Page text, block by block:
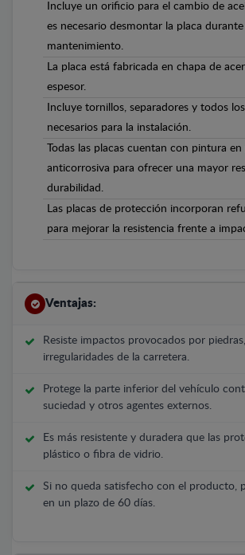
Incluye un orificio para el cambio de
es necesario desmontar la placa durante
mantenimiento.
La placa está fabricada en chapa de
espesor.
Incluye tornillos, separadores y todos
necesarios para la instalación.
Todas las placas cuentan con pintura
anticorrosiva para ofrecer una mayor
durabilidad.
Las placas de protección incorporan
para mejorar la resistencia frente a
Ventajas:
Resiste impactos provocados por
irregularidades de la carretera.
Protege la parte inferior del vehículo
suciedad y otros agentes externos.
Es más resistente y duradera que las
plástico o fibra de vidrio.
Si no queda satisfecho con el producto,
en un plazo de 60 días.